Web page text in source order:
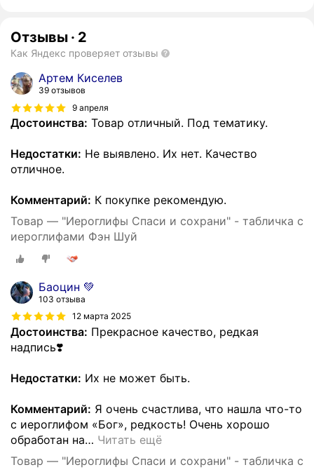
Отзывы · 2
Как Яндекс проверяет отзывы
Артем Киселев
39 отзывов
9 апреля
Достоинства: Товар отличный. Под тематику.
Недостатки: Не выявлено. Их нет. Качество
отличное.
Комментарий: К покупке рекомендую.
Товар — "Иероглифы Спаси и сохрани" - табличка с
иероглифами Фэн Шуй
Баоцин 💚
103 отзыва
12 марта 2025
Достоинства: Прекрасное качество, редкая
надпись❣️
Недостатки: Их не может быть.
Комментарий: Я очень счастлива, что нашла что-то
с иероглифом «Бог», редкость! Очень хорошо
обработан на… Читать ещё
Товар — "Иероглифы Спаси и сохрани" - табличка с